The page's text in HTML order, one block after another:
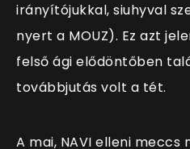
irányítójukkal, siuhyval
nyert a MOUZ). Ez azt
felső ági elődöntőben
továbbjutás volt a tét.
A mai, NAVI elleni